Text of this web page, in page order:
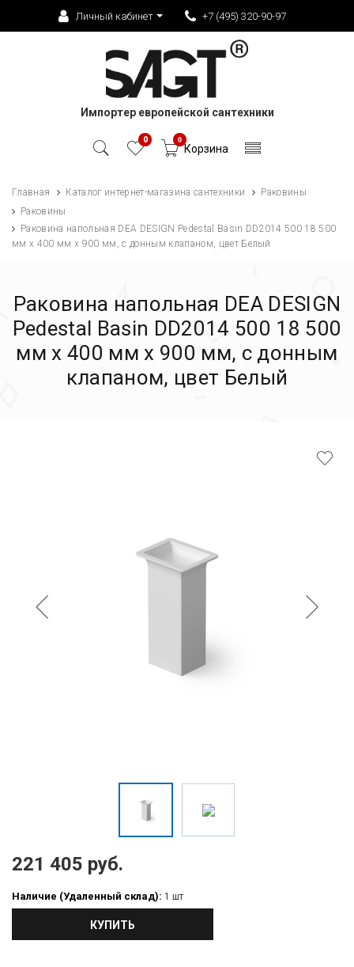
Личный кабинет +7 (495) 320-90-97
Импортер европейской сантехники
0 0
Корзина
Главная Каталог интернет-магазина сантехники
Раковины
Раковины
Раковина напольная DEA DESIGN Pedestal Basin DD2014 500 18 500
мм х 400 мм х 900 мм, с донным клапаном, цвет Белый
Раковина напольная DEA DESIGN
Pedestal Basin DD2014 500 18 500
мм х 400 мм х 900 мм, с донным
клапаном, цвет Белый
221 405 руб.
Наличие (Удаленный склад): 1 шт
КУПИТЬ